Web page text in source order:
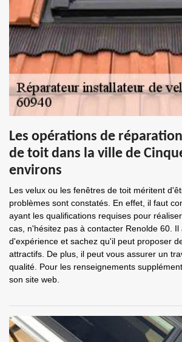
Les opérations de
de toit dans la ville de
environs
Les velux ou les fenêtres de toit méritent
problèmes sont constatés. En effet, il faut
ayant les qualifications requises pour
cas, n'hésitez pas à contacter Renolde 60.
d'expérience et sachez qu'il peut proposer
attractifs. De plus, il peut vous assurer un
qualité. Pour les renseignements
son site web.